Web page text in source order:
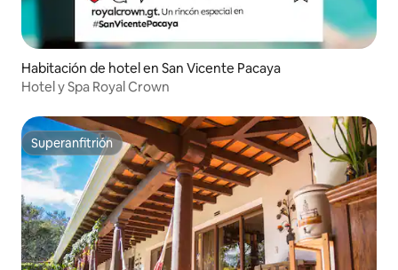
Habitación de hotel en San Vicente Pacaya
Hotel y Spa Royal Crown
Superanfitrión
Superanfitrión